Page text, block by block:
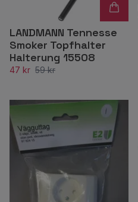
LANDMANN Tennesse
Smoker Topfhalter
Halterung 15508
47 kr 59 kr